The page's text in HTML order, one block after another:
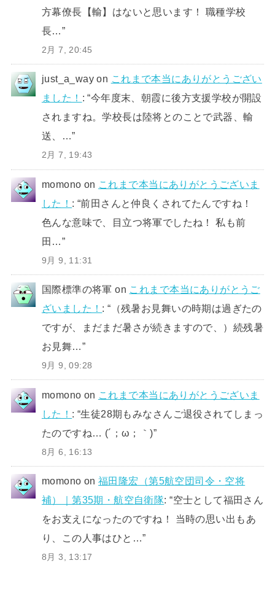
方幕僚長【輸】はないと思います！ 職種学校
長…”
2月 7, 20:45
just_a_way on これまで本当にありがとうござい
ました！ : “今年度末、朝霞に後方支援学校が開設
されますね。学校長は陸将とのことで武器、輸
送、…”
2月 7, 19:43
momono on これまで本当にありがとうございま
した！ : “前田さんと仲良くされてたんですね！
色んな意味で、目立つ将軍でしたね！ 私も前
田…”
9月 9, 11:31
国際標準の将軍 on これまで本当にありがとうご
ざいました！ : “ （残暑お見舞いの時期は過ぎたの
ですが、まだまだ暑さが続きますので、）続残暑
お見舞…”
9月 9, 09:28
momono on これまで本当にありがとうございま
した！ : “生徒28期もみなさんご退役されてしまっ
たのですね… (´；ω；｀)”
8月 6, 16:13
momono on福田隆宏（第5航空団司令・空将
補）｜第35期・航空自衛隊: “空士として福田さん
をお支えになったのですね！ 当時の思い出もあ
り、この人事はひと…”
8月 3, 13:17